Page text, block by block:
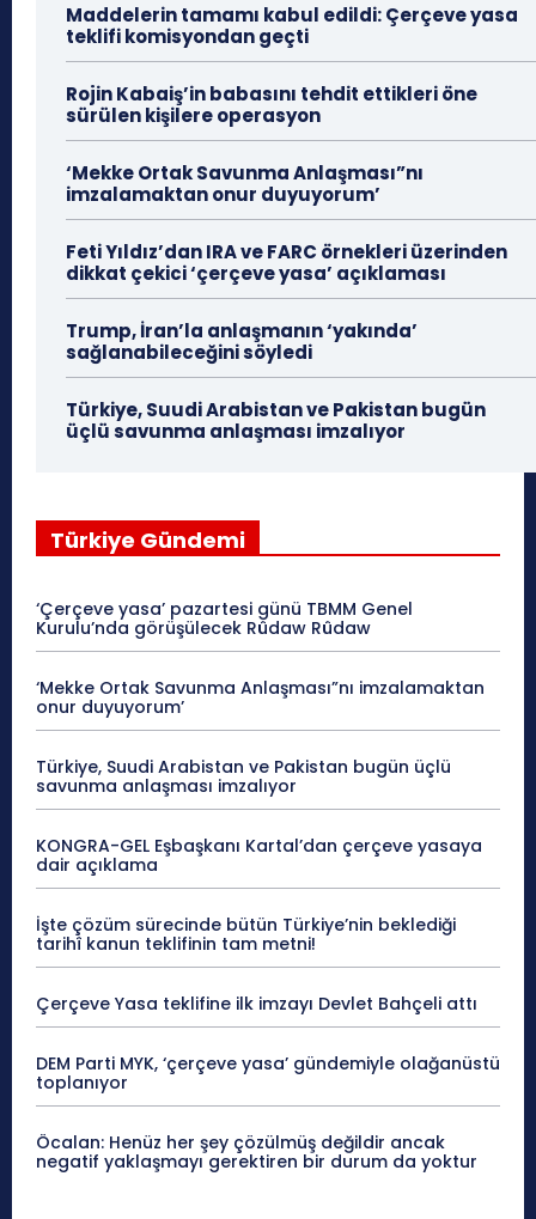
Maddelerin tamamı kabul edildi: Çerçeve yasa
teklifi komisyondan geçti
Rojin Kabaiş’in babasını tehdit ettikleri öne
sürülen kişilere operasyon
‘Mekke Ortak Savunma Anlaşması”nı
imzalamaktan onur duyuyorum’
Feti Yıldız’dan IRA ve FARC örnekleri üzerinden
dikkat çekici ‘çerçeve yasa’ açıklaması
Trump, İran’la anlaşmanın ‘yakında’
sağlanabileceğini söyledi
Türkiye, Suudi Arabistan ve Pakistan bugün
üçlü savunma anlaşması imzalıyor
Türkiye Gündemi
‘Çerçeve yasa’ pazartesi günü TBMM Genel
Kurulu’nda görüşülecek Rûdaw Rûdaw
‘Mekke Ortak Savunma Anlaşması”nı imzalamaktan
onur duyuyorum’
Türkiye, Suudi Arabistan ve Pakistan bugün üçlü
savunma anlaşması imzalıyor
KONGRA-GEL Eşbaşkanı Kartal’dan çerçeve yasaya
dair açıklama
İşte çözüm sürecinde bütün Türkiye’nin beklediği
tarihî kanun teklifinin tam metni!
Çerçeve Yasa teklifine ilk imzayı Devlet Bahçeli attı
DEM Parti MYK, ‘çerçeve yasa’ gündemiyle olağanüstü
toplanıyor
Öcalan: Henüz her şey çözülmüş değildir ancak
negatif yaklaşmayı gerektiren bir durum da yoktur